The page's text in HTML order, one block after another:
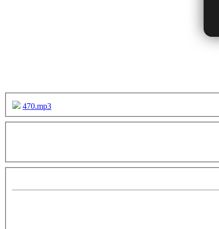
470.mp3